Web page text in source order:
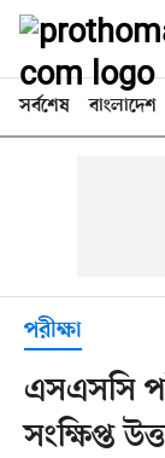
সর্বশেষ বাংলাদেশ
পরীক্ষা
এসএসসি
সংক্ষিপ্ত